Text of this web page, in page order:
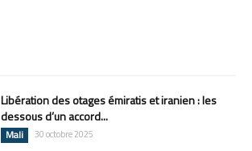
Libération des otages émiratis et iranien : les
dessous d’un accord...
Mali 30 octobre 2025